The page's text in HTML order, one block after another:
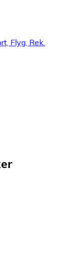
Flyg, Rek.